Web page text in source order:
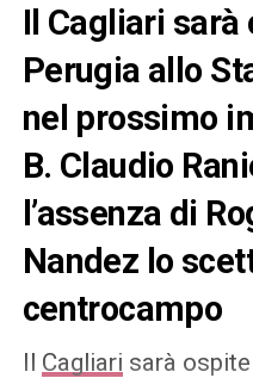
Il Cagliari sarà
Perugia allo
nel prossimo
B. Claudio
l’assenza di
Nandez lo
centrocampo
Il Cagliari sarà